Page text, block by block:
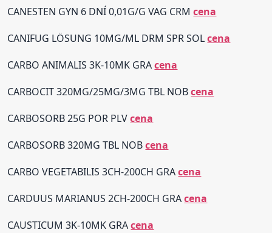
CANESTEN GYN 6 DNÍ 0,01G/G VAG CRMcena
CANIFUG LÖSUNG 10MG/ML DRM SPR SOLcena
CARBO ANIMALIS 3K-10MK GRAcena
CARBOCIT 320MG/25MG/3MG TBL NOBcena
CARBOSORB 25G POR PLVcena
CARBOSORB 320MG TBL NOBcena
CARBO VEGETABILIS 3CH-200CH GRAcena
CARDUUS MARIANUS 2CH-200CH GRAcena
CAUSTICUM 3K-10MK GRAcena